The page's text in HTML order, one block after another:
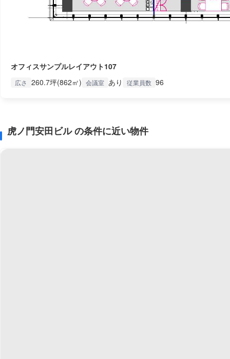
オフィスサンプルレイアウト107
広さ 260.7坪(862㎡) 会議室 あり 従業員数 96
虎ノ門安田ビル の条件に近い物件